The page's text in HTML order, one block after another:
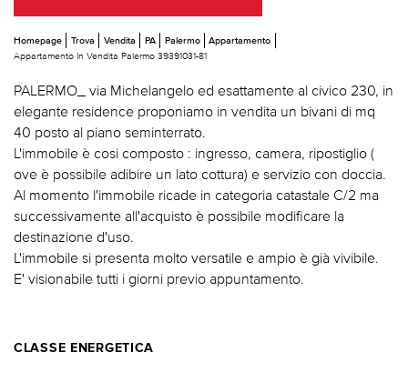
Homepage Trova Vendita PA Palermo
Appartamento
Appartamento In Vendita Palermo 39391031-81
PALERMO_ via Michelangelo ed esattamente al civico 230, in
elegante residence proponiamo in vendita un bivani di mq
40 posto al piano seminterrato.
L'immobile è cosi composto : ingresso, camera, ripostiglio (
ove è possibile adibire un lato cottura) e servizio con doccia.
Al momento l'immobile ricade in categoria catastale C/2 ma
successivamente all'acquisto è possibile modificare la
destinazione d'uso.
L'immobile si presenta molto versatile e ampio è già vivibile.
E' visionabile tutti i giorni previo appuntamento.
CLASSE ENERGETICA